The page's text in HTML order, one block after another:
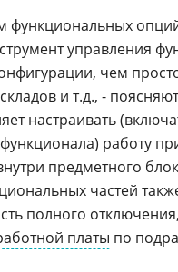
функциональных
управления
чем
и т.д., -
настраивать
работу
предметного
частей
полного
платы по